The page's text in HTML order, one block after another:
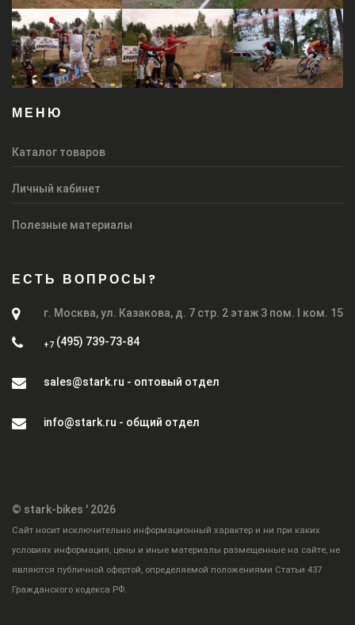
МЕНЮ
Каталог товаров
Личный кабинет
Полезные материалы
ЕСТЬ ВОПРОСЫ?
г. Москва, ул. Казакова, д. 7 стр. 2 этаж 3 пом. I ком. 15
+7 (495) 739-73-84
sales@stark.ru - оптовый отдел
info@stark.ru - общий отдел
© stark-bikes ' 2026
Cайт носит исключительно информационный характер и ни при каких
условиях информация, цены и иные материалы размещенные на сайте, не
являются публичной офертой, определяемой положениями Статьи 437
Гражданского кодекса РФ.